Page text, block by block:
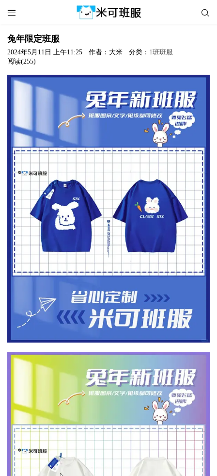
 
兔年限定班服
2024年5月11日 上午11:25 作者：大米 分类： 1班班服
阅读(255)